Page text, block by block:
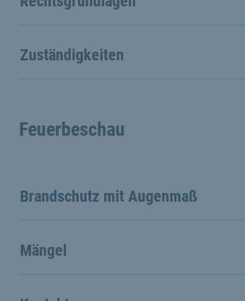
Zuständigkeiten
Feuerbeschau
Brandschutz mit Augenmaß
Mängel